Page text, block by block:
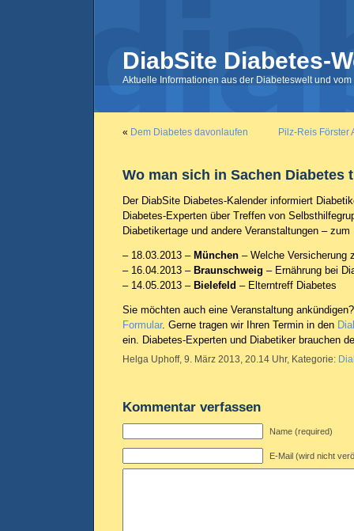
DiabSite Diabetes-
Aktuelle Informationen aus der Diabeteswelt und
« Dem Diabetes davonlaufen Pilz-Reis Förster
Wo man sich in Sachen Diabetes
Der DiabSite Diabetes-Kalender informiert
Diabetes-Experten über Treffen von
Diabetikertage und andere Veranstaltungen –
– 18.03.2013 – München – Welche Versicherung
– 16.04.2013 – Braunschweig – Ernährung bei
– 14.05.2013 – Bielefeld – Elterntreff Diabetes
Sie möchten auch eine Veranstaltung
Formular. Gerne tragen wir Ihren Termin in den
ein. Diabetes-Experten und Diabetiker brauchen
Helga Uphoff, 9. März 2013, 20.14 Uhr, Kategorie:
Kommentar verfassen
Name (required)
E-Mail (wird nicht